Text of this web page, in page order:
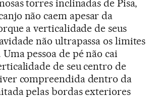
torres inclinadas de Pisa,
não caem apesar da
a verticalidade de seus
não ultrapassa os limites
Uma pessoa de pé não cai
de seu centro de
compreendida dentro da
pelas bordas exteriores